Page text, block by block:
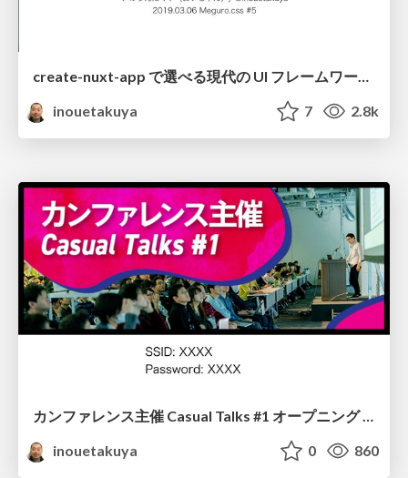
create-nuxt-app で選べる現代の UI フレームワーク / Modern UI Frameworks
inouetakuya
7 2.8k
inouetakuya
0 860